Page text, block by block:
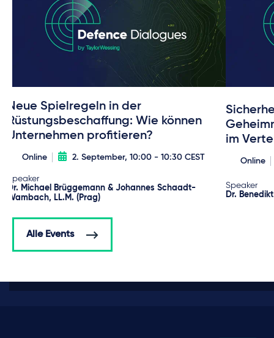
Neue Spielregeln in der
Rüstungsbeschaffung: Wie können
Unternehmen profitieren?
Online 2. September, 10:00 - 10:30 CEST
Speaker
Dr. Michael Brüggemann & Johannes Schaadt-
Wambach, LL.M. (Prag)
im
Online
Speaker
Dr.
Alle Events